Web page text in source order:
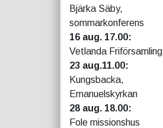
Bjärka Säby,
sommarkonferens
16 aug. 17.00:
Vetlanda Friförsamling
23 aug.11.00:
Kungsbacka,
Emanuelskyrkan
28 aug. 18.00:
Fole missionshus